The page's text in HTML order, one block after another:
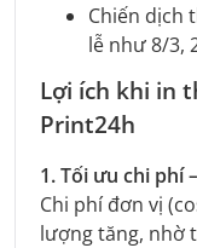
Chiến dịch
lễ như 8/3,
Lợi ích khi in
Print24h
1. Tối ưu chi phí
Chi phí đơn vị
lượng tăng, nhờ